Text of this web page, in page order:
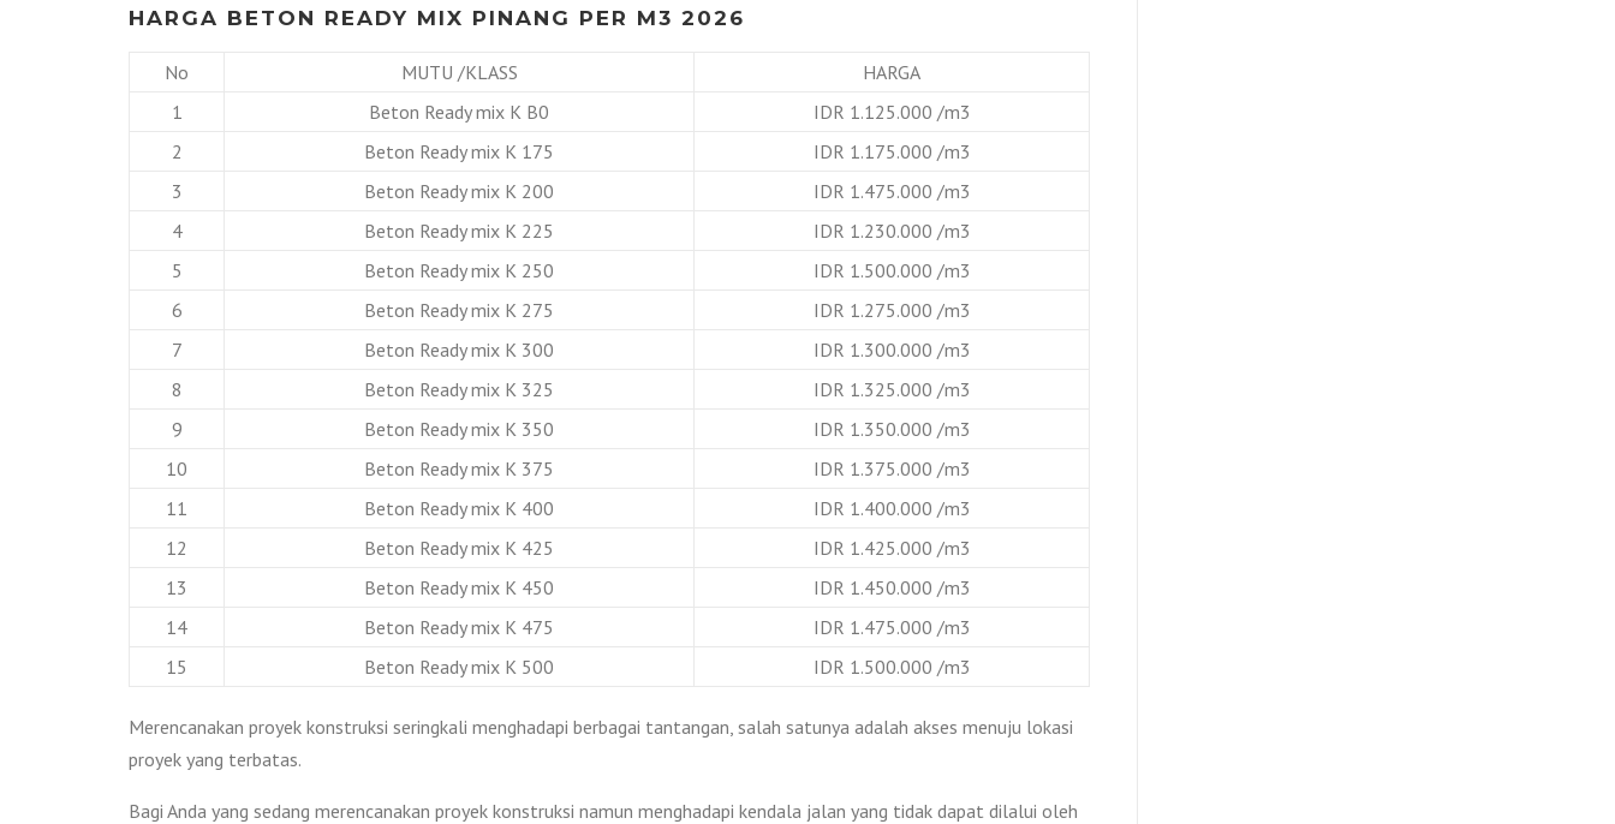
HARGA BETON READY MIX PINANG PER M3 2026
No MUTU /KLASS
HARGA
1
Beton Ready mix K B0
IDR 1.125.000 /m3
2
Beton Ready mix K 175
IDR 1.175.000 /m3
3
Beton Ready mix K 200
IDR 1.475.000 /m3
4
Beton Ready mix K 225
IDR 1.230.000 /m3
5
Beton Ready mix K 250
IDR 1.500.000 /m3
6
Beton Ready mix K 275
IDR 1.275.000 /m3
7
Beton Ready mix K 300
IDR 1.300.000 /m3
8
Beton Ready mix K 325
IDR 1.325.000 /m3
9
Beton Ready mix K 350
IDR 1.350.000 /m3
10
Beton Ready mix K 375
IDR 1.375.000 /m3
11
Beton Ready mix K 400
IDR 1.400.000 /m3
12
Beton Ready mix K 425
IDR 1.425.000 /m3
13
Beton Ready mix K 450
IDR 1.450.000 /m3
14
Beton Ready mix K 475
IDR 1.475.000 /m3
15
Beton Ready mix K 500 IDR 1.500.000 /m3
Merencanakan proyek konstruksi seringkali menghadapi berbagai tantangan, salah satunya adalah akses menuju lokasi
proyek yang terbatas.
Bagi Anda yang sedang merencanakan proyek konstruksi namun menghadapi kendala jalan yang tidak dapat dilalui oleh